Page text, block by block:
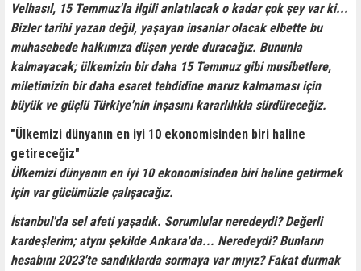
Velhasıl, 15 Temmuz'la ilgili anlatılacak o kadar çok şey var ki...
Bizler tarihi yazan değil, yaşayan insanlar olacak elbette bu
muhasebede halkımıza düşen yerde duracağız. Bununla
kalmayacak; ülkemizin bir daha 15 Temmuz gibi musibetlere,
miletimizin bir daha esaret tehdidine maruz kalmaması için
büyük ve güçlü Türkiye'nin inşasını kararlılıkla sürdüreceğiz.
"Ülkemizi dünyanın en iyi 10 ekonomisinden biri haline
getireceğiz"
Ülkemizi dünyanın en iyi 10 ekonomisinden biri haline getirmek
için var gücümüzle çalışacağız.
İstanbul'da sel afeti yaşadık. Sorumlular neredeydi? Değerli
kardeşlerim; atynı şekilde Ankara'da... Neredeydi? Bunların
hesabını 2023'te sandıklarda sormaya var mıyız? Fakat durmak